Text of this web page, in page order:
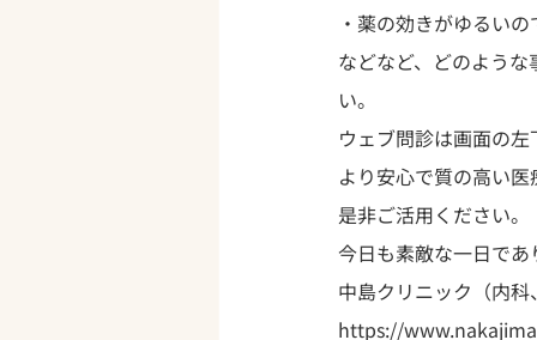
・薬の効きがゆるい
などなど、どのよう
い。
ウェブ問診は画面の
より安心で質の高い
是非ご活用ください。
今日も素敵な一日で
中島クリニック（内
https://